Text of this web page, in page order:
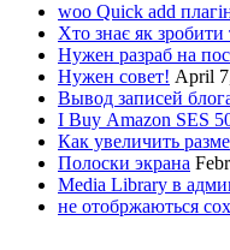
woo Quick add
Хто знає як зробити
Нужен разраб на
Нужен совет! April
Вывод записей
I Buy Amazon SES
Как увеличить
Полоски экрана
Media Library в
не отобржаються